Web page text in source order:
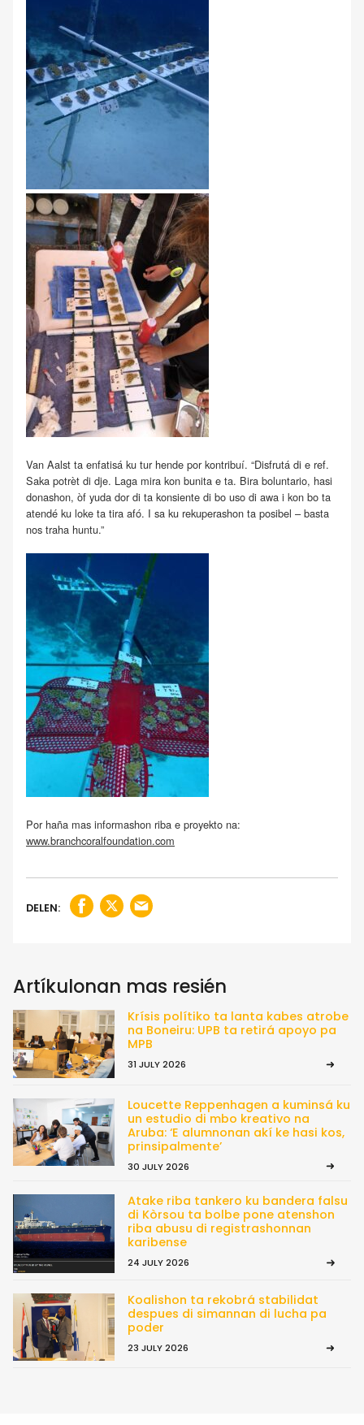
Van Aalst ta enfatisá ku tur hende por kontribuí. “Disfrutá di e ref.
Saka potrèt di dje. Laga mira kon bunita e ta. Bira boluntario, hasi
donashon, òf yuda dor di ta konsiente di bo uso di awa i kon bo ta
atendé ku loke ta tira afó. I sa ku rekuperashon ta posibel – basta
nos traha huntu.”
Por haña mas informashon riba e proyekto na:
www.branchcoralfoundation.com
DELEN:
Artíkulonan mas resién
Krísis polítiko ta lanta kabes atrobe
na Boneiru: UPB ta retirá apoyo pa
MPB
31 JULY 2026
Loucette Reppenhagen a kuminsá ku
un estudio di mbo kreativo na
Aruba: ‘E alumnonan akí ke hasi kos,
prinsipalmente’
30 JULY 2026
Atake riba tankero ku bandera falsu
di Kòrsou ta bolbe pone atenshon
riba abusu di registrashonnan
karibense
24 JULY 2026
Koalishon ta rekobrá stabilidat
despues di simannan di lucha pa
poder
23 JULY 2026